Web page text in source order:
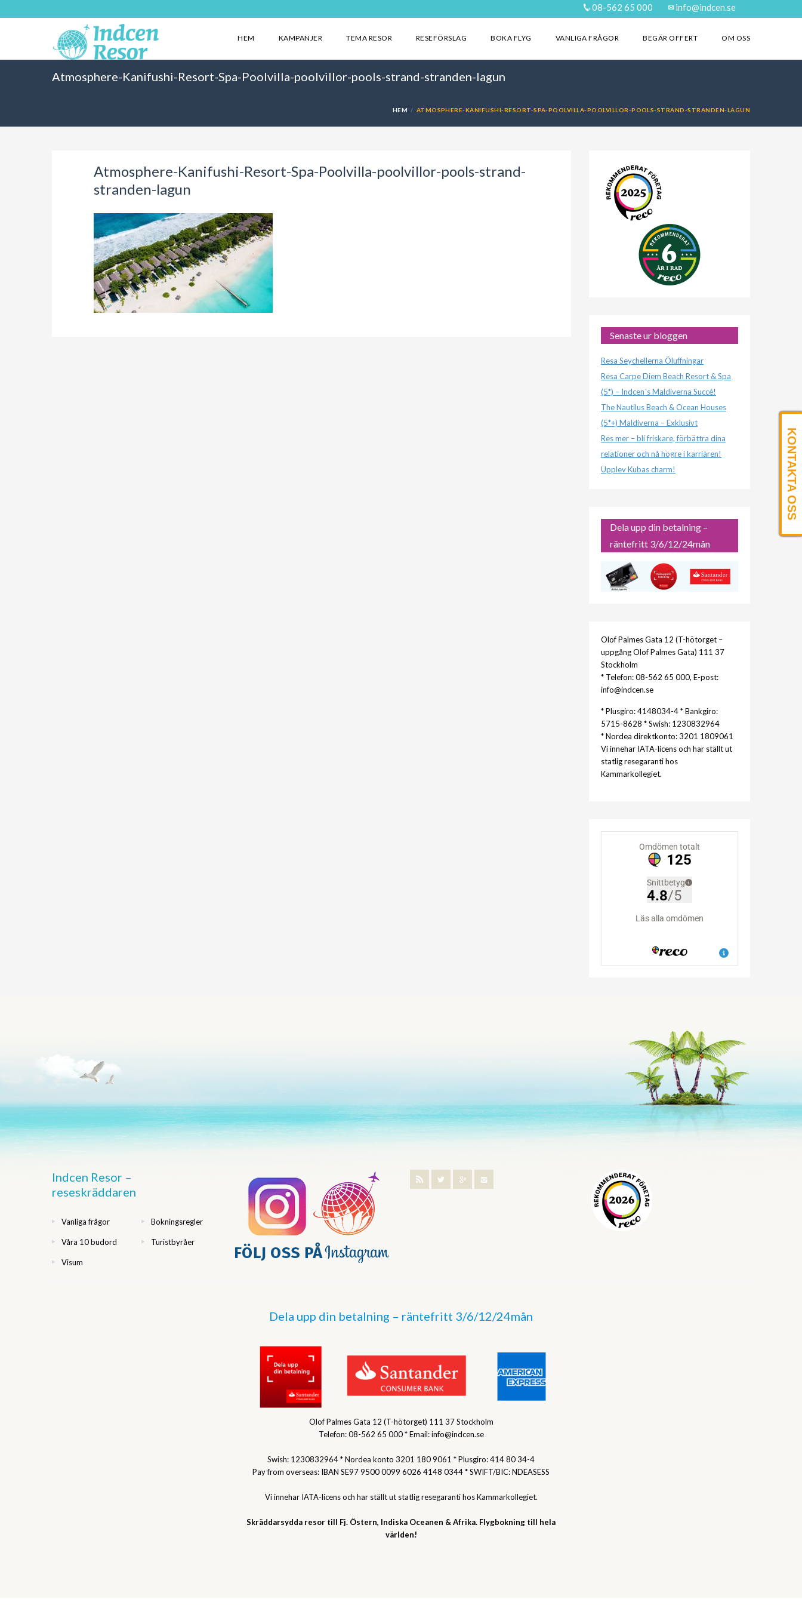
08-562 65 000 info@indcen.se
HEM KAMPANJER TEMA RESOR RESEFÖRSLAG BOKA FLYG VANLIGA FRÅGOR BEGÄR OFFERT OM OSS
Atmosphere-Kanifushi-Resort-Spa-Poolvilla-poolvillor-pools-strand-stranden-lagun
HEM ATMOSPHERE-KANIFUSHI-RESORT-SPA-POOLVILLA-POOLVILLOR-POOLS-STRAND-STRANDEN-LAGUN
Atmosphere-Kanifushi-Resort-Spa-Poolvilla-poolvillor-pools-strand-
stranden-lagun
Senaste ur bloggen
Resa Seychellerna Öluffningar
Resa Carpe Diem Beach Resort & Spa
(5*) – Indcen´s Maldiverna Succé!
The Nautilus Beach & Ocean Houses
(5*+) Maldiverna – Exklusivt
Res mer – bli friskare, förbättra dina
relationer och nå högre i karriären!
Upplev Kubas charm!
Dela upp din betalning –
räntefritt 3/6/12/24mån
Olof Palmes Gata 12 (T-hötorget –
uppgång Olof Palmes Gata) 111 37
Stockholm
* Telefon: 08-562 65 000, E-post:
info@indcen.se
* Plusgiro: 4148034-4 * Bankgiro:
5715-8628 * Swish: 1230832964
* Nordea direktkonto: 3201 1809061
Vi innehar IATA-licens och har ställt ut
statlig resegaranti hos
Kammarkollegiet.
Indcen Resor –
reseskräddaren
Vanliga frågor Bokningsregler
Våra 10 budord Turistbyråer
Visum
Dela upp din betalning – räntefritt 3/6/12/24mån
Olof Palmes Gata 12 (T-hötorget) 111 37 Stockholm
Telefon: 08-562 65 000 * Email: info@indcen.se
Swish: 1230832964 * Nordea konto 3201 180 9061 * Plusgiro: 414 80 34-4
Pay from overseas: IBAN SE97 9500 0099 6026 4148 0344 * SWIFT/BIC: NDEASESS
Vi innehar IATA-licens och har ställt ut statlig resegaranti hos Kammarkollegiet.
Skräddarsydda resor till Fj. Östern, Indiska Oceanen & Afrika. Flygbokning till hela
världen!
KONTAKTA OSS